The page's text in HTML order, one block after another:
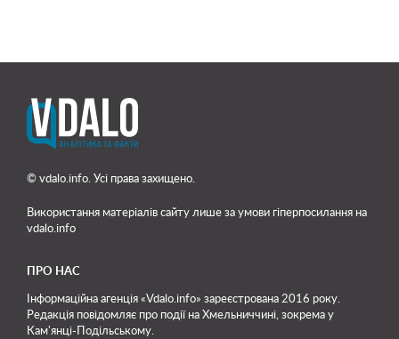
© vdalo.info. Усі права захищено.
Використання матеріалів сайту лише за умови гіперпосилання на
vdalo.info
ПРО НАС
Інформаційна агенція «Vdalo.info» зареєстрована 2016 року.
Редакція повідомляє про події на Хмельниччині, зокрема у
Кам'янці-Подільському.